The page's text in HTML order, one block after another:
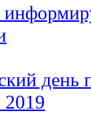
день
2019